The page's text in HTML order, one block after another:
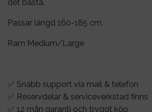
det bästa.
Passar längd 160-185 cm.
Ram Medium/Large
✅ Snabb support via mail & telefon
✅ Reservdelar & serviceverkstad finns
✅ 12 mån garanti och tryggt köp